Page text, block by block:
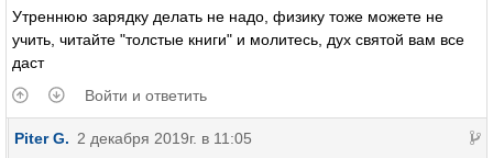
Утреннюю зарядку делать не надо, физику тоже можете не
учить, читайте "толстые книги" и молитесь, дух святой вам все
даст
Войти и ответить
Piter G. 2 декабря 2019г. в 11:05